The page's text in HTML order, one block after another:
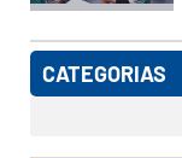
CATEGORIAS